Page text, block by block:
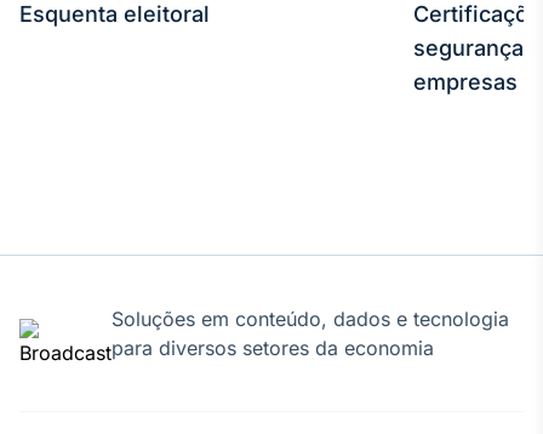
Esquenta eleitoral
segurança
empresas
Soluções em conteúdo, dados e tecnologia
para diversos setores da economia